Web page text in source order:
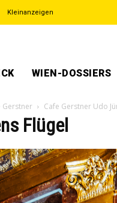
Kleinanzeigen
WIEN-DOSSIERS
Gerstner Cafe Gerstner Udo
Flügel